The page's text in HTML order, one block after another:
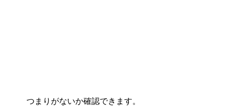
つまりがないか確認できます。